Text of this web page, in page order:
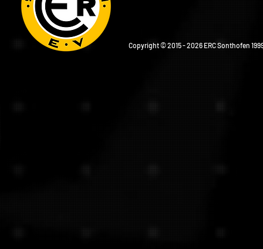
Copyright © 2015 - 2026 ERC Sonthofen